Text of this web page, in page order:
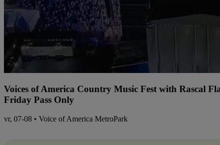
Voices of America Country Music Fest with Rascal
Friday Pass Only
vr, 07-08 • Voice of America MetroPark